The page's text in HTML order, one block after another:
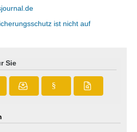
ist nicht auf
Sie
§